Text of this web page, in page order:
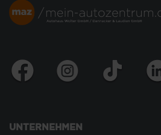
UNTERNEHMEN